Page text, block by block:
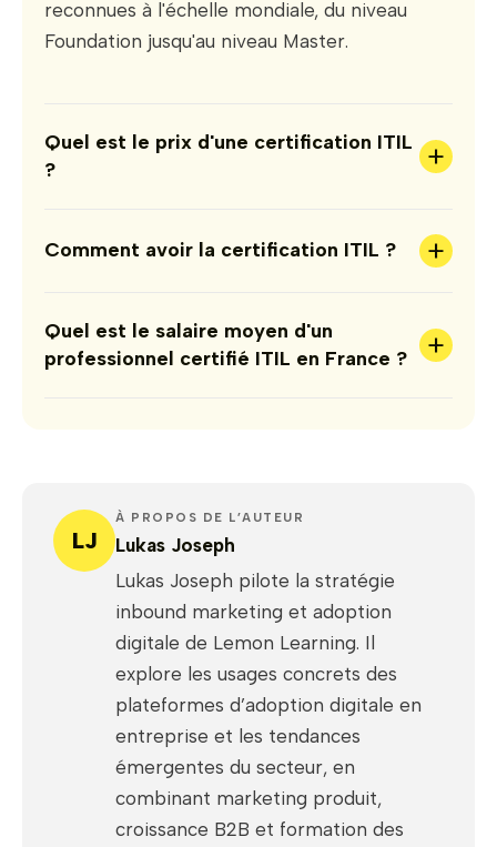
reconnues à l'échelle mondiale, du niveau
Foundation jusqu'au niveau Master.
Quel est le prix d'une certification ITIL
?
+
Comment avoir la certification ITIL ? +
Quel est le salaire moyen d'un
professionnel certifié ITIL en France ?
+
LJ
À PROPOS DE L’AUTEUR
Lukas Joseph
Lukas Joseph pilote la stratégie
inbound marketing et adoption
digitale de Lemon Learning. Il
explore les usages concrets des
plateformes d’adoption digitale en
entreprise et les tendances
émergentes du secteur, en
combinant marketing produit,
croissance B2B et formation des